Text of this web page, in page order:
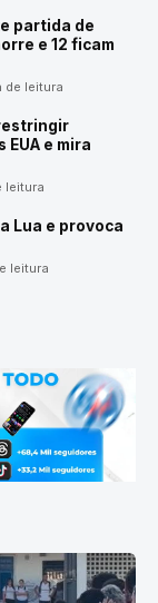
partida de
e 12 ficam
de leitura
e mira
leitura
Lua e provoca
leitura